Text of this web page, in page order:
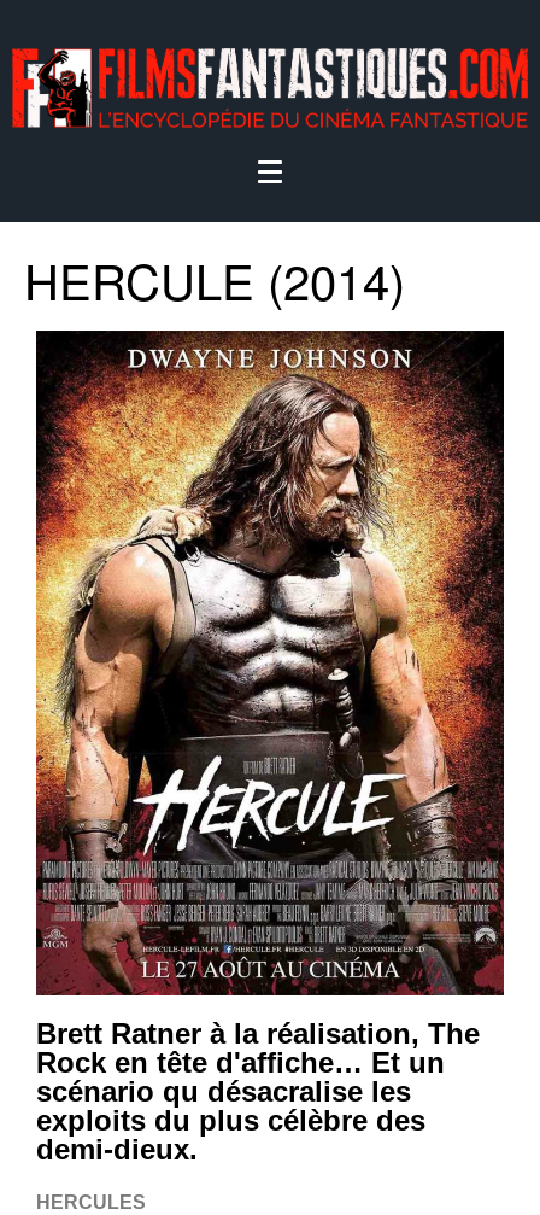
HERCULE (2014)
Brett Ratner à la réalisation, The
Rock en tête d'affiche… Et un
scénario qu désacralise les
exploits du plus célèbre des
demi-dieux.
HERCULES